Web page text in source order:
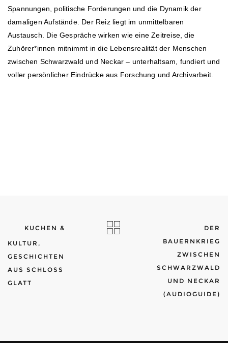
Spannungen, politische Forderungen und die Dynamik der
damaligen Aufstände. Der Reiz liegt im unmittelbaren
Austausch. Die Gespräche wirken wie eine Zeitreise, die
Zuhörer*innen mitnimmt in die Lebensrealität der Menschen
zwischen Schwarzwald und Neckar – unterhaltsam, fundiert und
voller persönlicher Eindrücke aus Forschung und Archivarbeit.
KUCHEN &
KULTUR,
GESCHICHTEN
AUS SCHLOSS
GLATT
DER
BAUERNKRIEG
ZWISCHEN
SCHWARZWALD
UND NECKAR
(AUDIOGUIDE)